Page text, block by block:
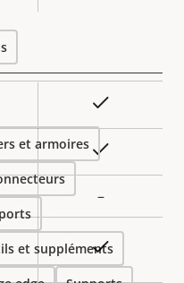
–
Oui
et armoires
et suppléments